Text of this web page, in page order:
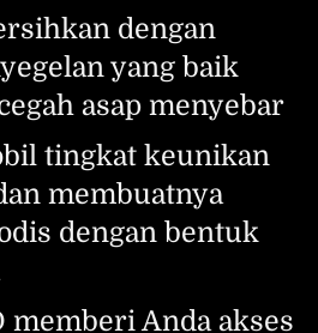
dengan
yang baik
asap menyebar
tingkat keunikan
membuatnya
dengan bentuk
memberi Anda akses